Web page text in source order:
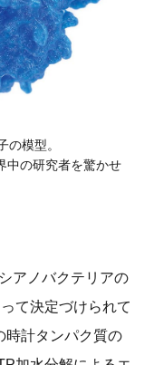
の模型。
中の研究者を驚かせ
アノバクテリアの
て決定づけられて
時計タンパク質の